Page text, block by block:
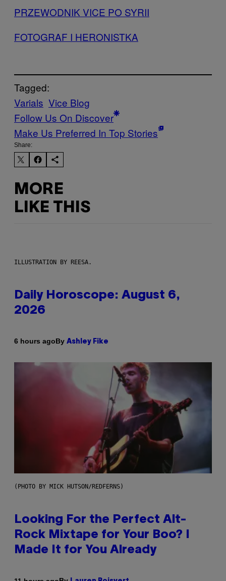
PRZEWODNIK VICE PO SYRII
FOTOGRAF I HERONISTKA
Tagged:
Varials Vice Blog
Follow Us On Discover
Make Us Preferred In Top Stories
Share:
MORE
LIKE THIS
ILLUSTRATION BY REESA.
Daily Horoscope: August 6,
2026
6 hours agoBy Ashley Fike
(PHOTO BY MICK HUTSON/REDFERNS)
Looking For the Perfect Alt-
Rock Mixtape for Your Boo? I
Made It for You Already